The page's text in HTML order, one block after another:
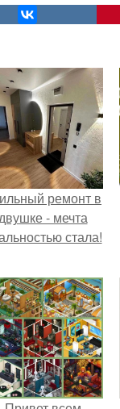
ремонт в
- мечта
стала!